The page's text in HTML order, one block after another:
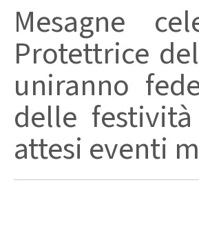
Mesagne
Protettrice
uniranno
delle
attesi eventi